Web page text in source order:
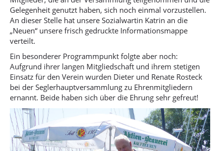
Gelegenheit genutzt haben, sich noch einmal vorzustellen.
An dieser Stelle hat unsere Sozialwartin Katrin an die
„Neuen“ unsere frisch gedruckte Informationsmappe
verteilt.
Ein besonderer Programmpunkt folgte aber noch:
Aufgrund ihrer langen Mitgliedschaft und ihrem stetigen
Einsatz für den Verein wurden Dieter und Renate Rosteck
bei der Seglerhauptversammlung zu Ehrenmitgliedern
ernannt. Beide haben sich über die Ehrung sehr gefreut!